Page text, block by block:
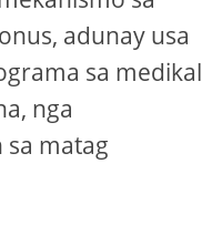
adunay usa
sa medikal
nga
matag